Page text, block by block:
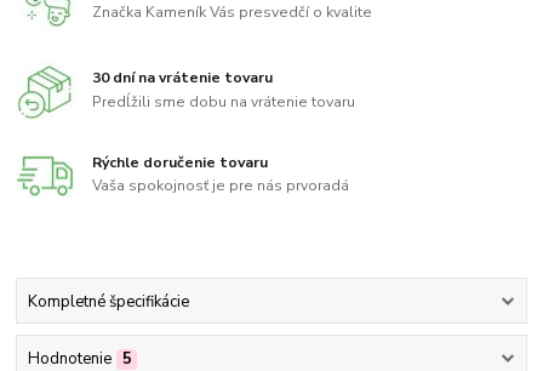
Značka Kameník Vás presvedčí o kvalite
30 dní na vrátenie tovaru
Predĺžili sme dobu na vrátenie tovaru
Rýchle doručenie tovaru
Vaša spokojnosť je pre nás prvoradá
Kompletné špecifikácie
Hodnotenie 5